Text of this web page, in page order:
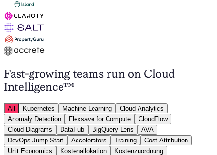
Fast-growing teams run on Cloud
Intelligence™
All Kubernetes Machine Learning
Cloud Analytics
Anomaly Detection
Flexsave for Compute
CloudFlow
Cloud Diagrams
DataHub BigQuery Lens
AVA
DevOps Jump Start
Accelerators Training
Cost Attribution
Unit Economics
Kostenallokation
Kostenzuordnung